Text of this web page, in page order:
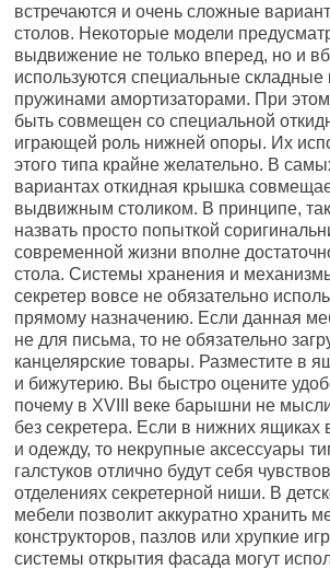
встречаются и очень сложные
столов. Некоторые модели
выдвижение не только вперед, но и
используются специальные
пружинами амортизаторами. При
быть совмещен со специальной
играющей роль нижней опоры. Их
этого типа крайне желательно. В
вариантах откидная крышка
выдвижным столиком. В принципе,
назвать просто попыткой
современной жизни вполне
стола. Системы хранения и
секретер вовсе не обязательно
прямому назначению. Если данная
не для письма, то не обязательно
канцелярские товары. Разместите в
и бижутерию. Вы быстро оцените
почему в XVIII веке барышни не
без секретера. Если в нижних ящиках
и одежду, то некрупные аксессуары
галстуков отлично будут себя
отделениях секретерной ниши. В
мебели позволит аккуратно хранить
конструкторов, пазлов или хрупкие
системы открытия фасада могут